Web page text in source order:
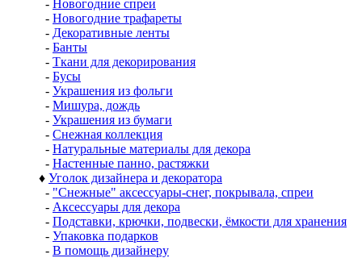
- Новогодние спреи
- Новогодние трафареты
- Декоративные ленты
- Банты
- Ткани для декорирования
- Бусы
- Украшения из фольги
- Мишура, дождь
- Украшения из бумаги
- Снежная коллекция
- Натуральные материалы для декора
- Настенные панно, растяжки
♦ Уголок дизайнера и декоратора
- "Снежные" аксессуары-снег, покрывала, спреи
- Аксессуары для декора
- Подставки, крючки, подвески, ёмкости для хранения
- Упаковка подарков
- В помощь дизайнеру